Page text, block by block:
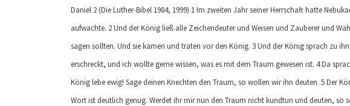
Daniel 2 (Die Luther-Bibel 1984, 1999) 1 Im zweiten Jahr seiner Herrschaft hatte
aufwachte. 2 Und der König ließ alle Zeichendeuter und Weisen und Zauberer und
sagen sollten. Und sie kamen und traten vor den König. 3 Und der König sprach zu
erschreckt, und ich wollte gerne wissen, was es mit dem Traum gewesen ist. 4 Da
König lebe ewig! Sage deinen Knechten den Traum, so wollen wir ihn deuten. 5 Der
Wort ist deutlich genug. Werdet ihr mir nun den Traum nicht kundtun und deuten, so